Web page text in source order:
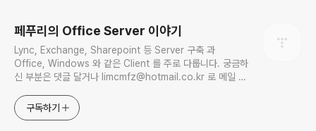
페푸리의 Office Server 이야기
Lync, Exchange, Sharepoint 등 Server 구축 과
Office, Windows 와 같은 Client 를 주로 다룹니다. 궁금하
신 부분은 댓글 달거나 limcmfz@hotmail.co.kr 로 메일 주
구독하기